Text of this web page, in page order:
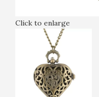
Click to enlarge